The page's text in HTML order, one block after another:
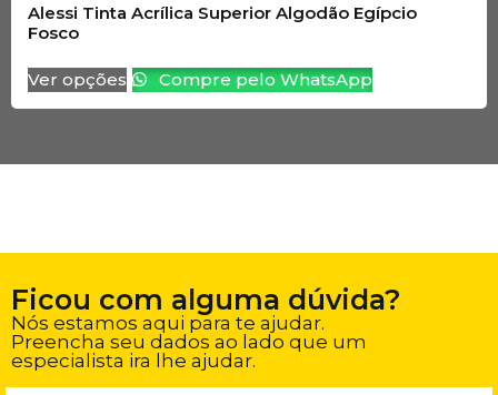
Alessi Tinta Acrílica Superior Algodão Egípcio
Fosco
Ver opções Compre pelo WhatsApp
Ficou com alguma dúvida?
Nós estamos aqui para te ajudar.
Preencha seu dados ao lado que um
especialista ira lhe ajudar.